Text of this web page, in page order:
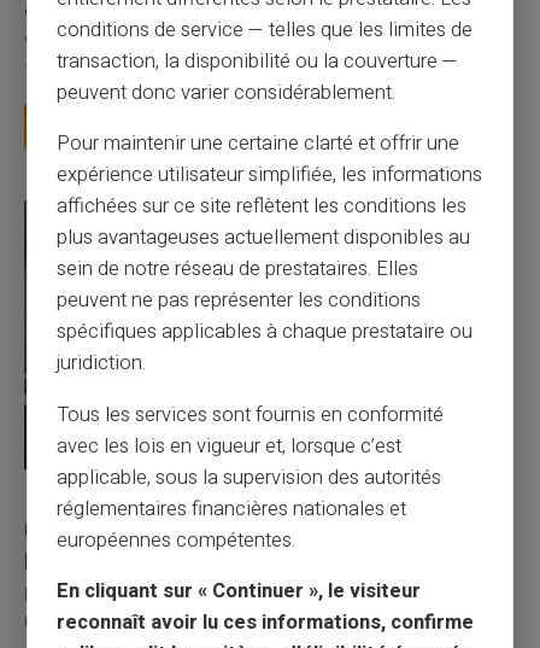
existe ?
Vous avez tapé cette recherche parce que votre banque vous
facture 50 € par an pour une carte que vo...
27/07/2026 Veritas Carte prépayée
Utilisation responsable du paiement mobile avec
la carte Veritas
Le paiement mobile s'est imposé dans les habitudes quotidiennes,
mais il appelle des réflexes pour é...
conditions de service — telles que les limites de
transaction, la disponibilité ou la couverture —
peuvent donc varier considérablement.
Pour maintenir une certaine clarté et offrir une
expérience utilisateur simplifiée, les informations
affichées sur ce site reflètent les conditions les
plus avantageuses actuellement disponibles au
sein de notre réseau de prestataires. Elles
peuvent ne pas représenter les conditions
spécifiques applicables à chaque prestataire ou
juridiction.
Tous les services sont fournis en conformité
avec les lois en vigueur et, lorsque c’est
applicable, sous la supervision des autorités
réglementaires financières nationales et
européennes compétentes.
En cliquant sur « Continuer », le visiteur
reconnaît avoir lu ces informations, confirme